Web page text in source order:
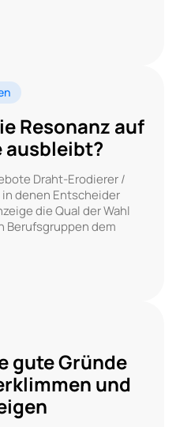
Resonanz auf
ausbleibt?
Draht-Erodierer /
denen Entscheider
die Qual der Wahl
Berufsgruppen dem
gute Gründe
und